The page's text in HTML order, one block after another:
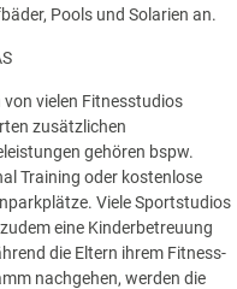
Pools und Solarien an.
von vielen Fitnesstudios
zusätzlichen
gehören bspw.
Training oder kostenlose
Viele Sportstudios
eine Kinderbetreuung
die Eltern ihrem Fitness-
nachgehen, werden die